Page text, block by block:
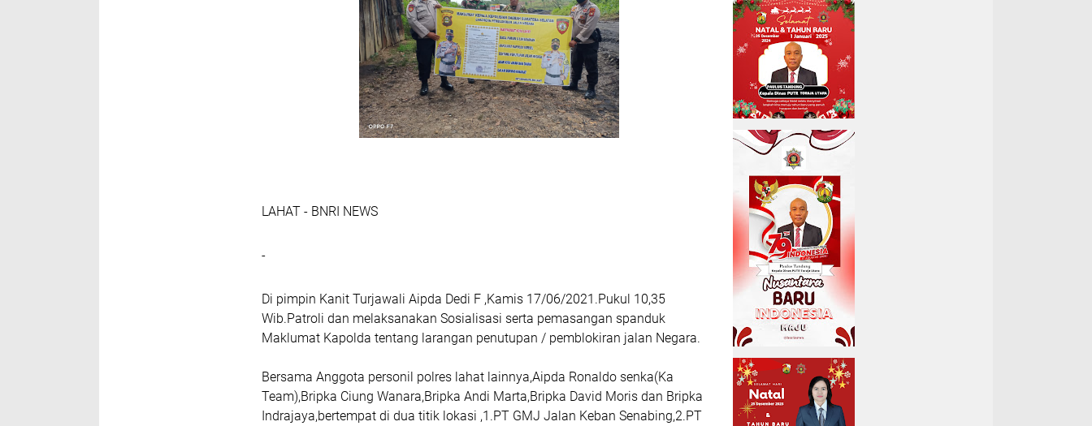
LAHAT - BNRI NEWS
-
Di pimpin Kanit Turjawali Aipda Dedi F ,Kamis 17/06/2021.Pukul 10,35
Wib.Patroli dan melaksanakan Sosialisasi serta pemasangan spanduk
Maklumat Kapolda tentang larangan penutupan / pemblokiran jalan Negara.
Bersama Anggota personil polres lahat lainnya,Aipda Ronaldo senka(Ka
Team),Bripka Ciung Wanara,Bripka Andi Marta,Bripka David Moris dan Bripka
Indrajaya,bertempat di dua titik lokasi ,1.PT GMJ Jalan Keban Senabing,2.PT